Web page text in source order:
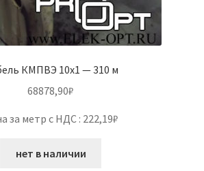
КМПВЭ 10х1 — 310 м
68878,90₽
за метр с НДС : 222,19₽
нет в наличии